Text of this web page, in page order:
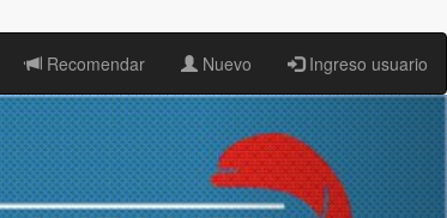
Recomendar Nuevo Ingreso usuario